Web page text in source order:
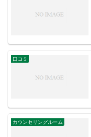
口コミ
カウンセリングルーム